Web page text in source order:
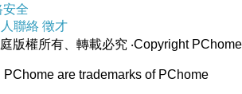
安全
聯絡 徵才
庭版權所有、轉載必究 ‧Copyright PChome
are trademarks of PChome